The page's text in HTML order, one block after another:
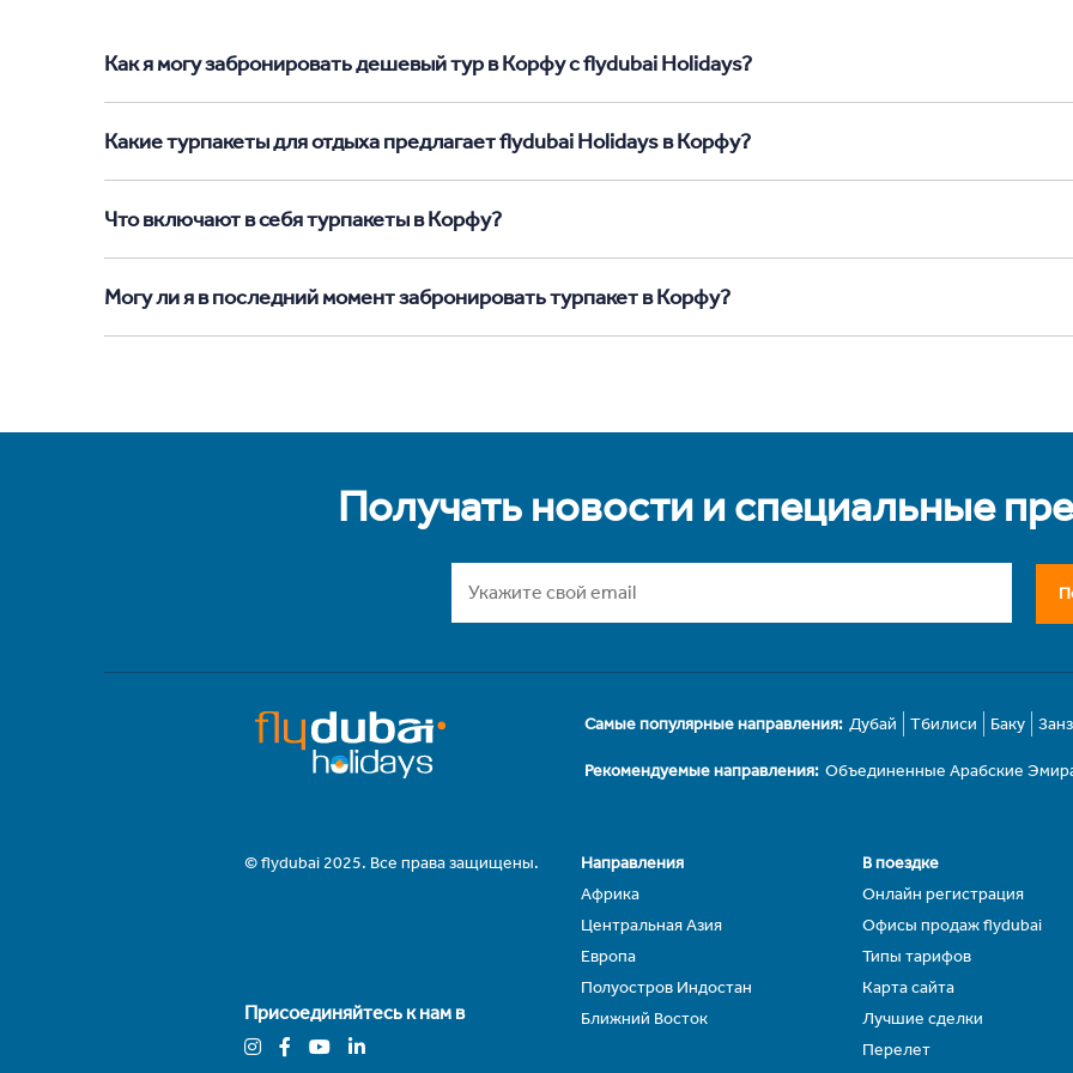
Как я могу забронировать дешевый тур в Корфу с flydubai Holidays?
Какие турпакеты для отдыха предлагает flydubai Holidays в Корфу?
Что включают в себя турпакеты в Корфу?
Могу ли я в последний момент забронировать турпакет в Корфу?
Получать новости и специальные
Самые популярные направления: Дубай Тбилиси Баку
Рекомендуемые направления: Объединенные Арабские
© flydubai 2025. Все права защищены.
Присоединяйтесь к нам в
Направления
Африка
Центральная Азия
Европа
Полуостров Индостан
Ближний Восток
В поездке
Онлайн регистрация
Офисы продаж flydubai
Типы тарифов
Карта сайта
Лучшие сделки
Перелет